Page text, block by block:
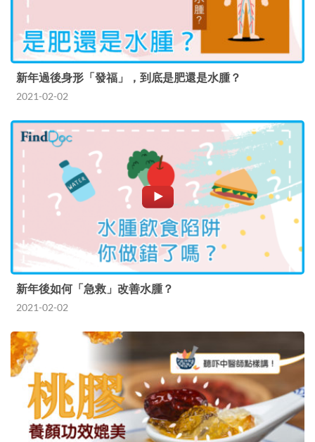
新年過後身形「發福」，到底是肥還是水腫？
2021-02-02
新年後如何「急救」改善水腫？
2021-02-02